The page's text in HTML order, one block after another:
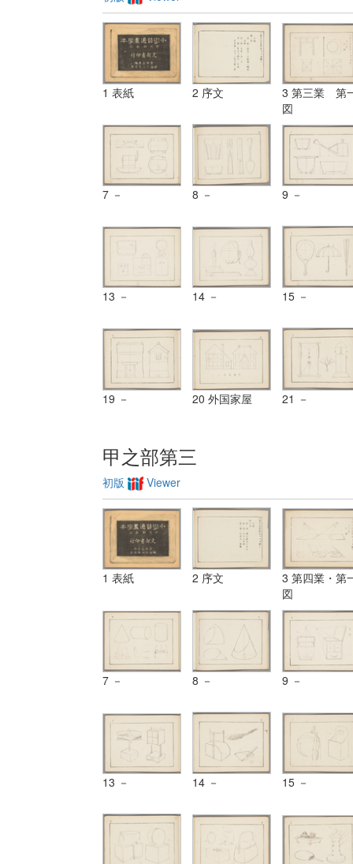
1 表紙 2 序文
3 第三業 第
図
7 － 8 － 9 －
13 － 14 － 15 －
19 － 20 外国家屋 21 －
甲之部第三
初版 Viewer
1 表紙 2 序文
3 第四業・第
図
7 － 8 － 9 －
13 － 14 － 15 －